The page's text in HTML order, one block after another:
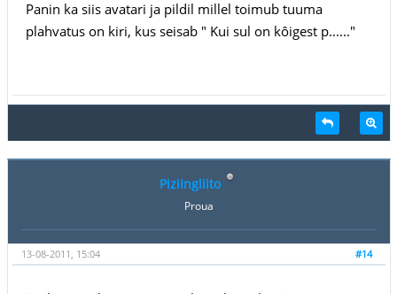
Panin ka siis avatari ja pildil millel toimub tuuma
plahvatus on kiri, kus seisab " Kui sul on kôigest p......"
PiziIngliito
Proua
#14
13-08-2011, 15:04